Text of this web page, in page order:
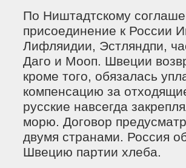
По Ништадтскому
присоединение к России
Лифляидии, Эстляндпи,
Даго и Мооп. Швеции
кроме того, обязалась
компенсацию за
русские навсегда
морю. Договор
двумя странами. Россия
Швецию партии хлеба.